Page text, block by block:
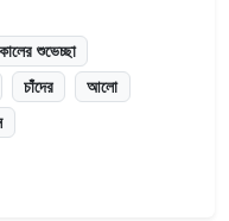
শুভেচ্ছা
চাঁদের
আলো